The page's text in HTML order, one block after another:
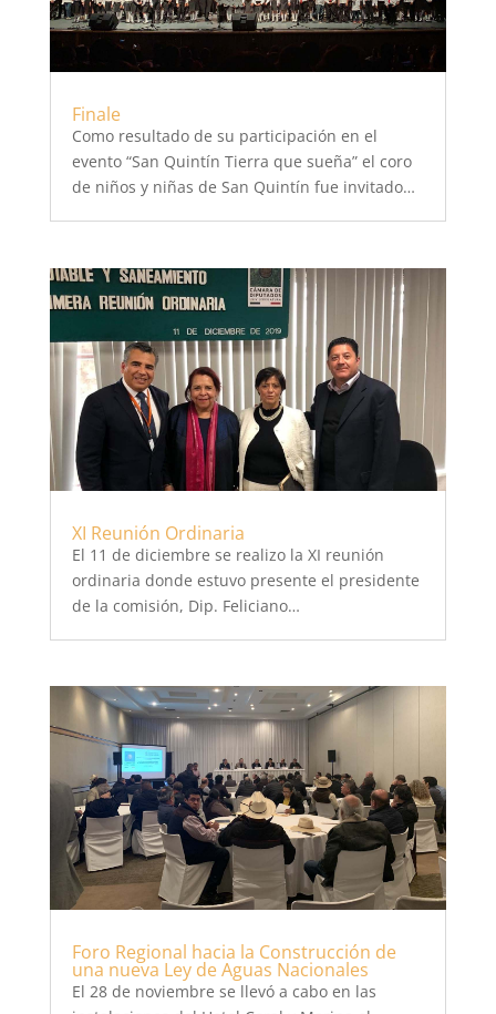
Finale
Como resultado de su participación en el
evento “San Quintín Tierra que sueña” el coro
de niños y niñas de San Quintín fue invitado…
XI Reunión Ordinaria
El 11 de diciembre se realizo la XI reunión
ordinaria donde estuvo presente el presidente
de la comisión, Dip. Feliciano…
Foro Regional hacia la Construcción de
una nueva Ley de Aguas Nacionales
El 28 de noviembre se llevó a cabo en las